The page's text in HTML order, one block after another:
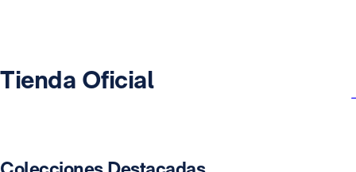
Tienda Oficial